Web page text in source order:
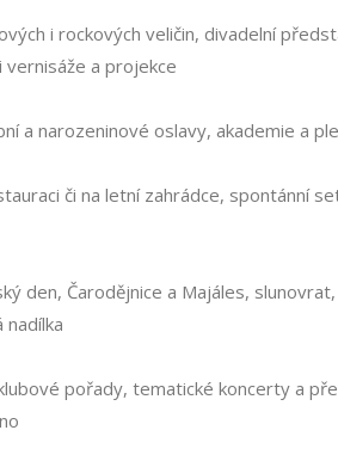
i rockových veličin, divadelní
a projekce
a narozeninové oslavy, akademie a
či na letní zahrádce, spontánní
den, Čarodějnice a Majáles,
nadílka
pořady, tematické koncerty a